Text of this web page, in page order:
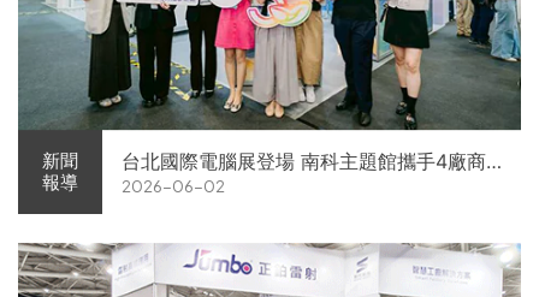
新聞
報導
台北國際電腦展登場 南科主題館攜手4廠商
展現AI供應鏈實力
2026-06-02